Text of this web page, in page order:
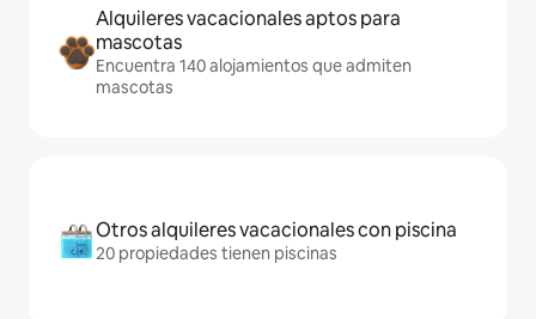
Alquileres vacacionales aptos para
mascotas
Encuentra 140 alojamientos que admiten
mascotas
Otros alquileres vacacionales con piscina
20 propiedades tienen piscinas